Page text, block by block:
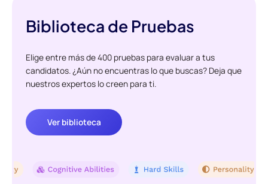
Biblioteca de Pruebas
Elige entre más de 400 pruebas para evaluar a tus
candidatos. ¿Aún no encuentras lo que buscas? Deja que
nuestros expertos lo creen para ti.
Ver biblioteca